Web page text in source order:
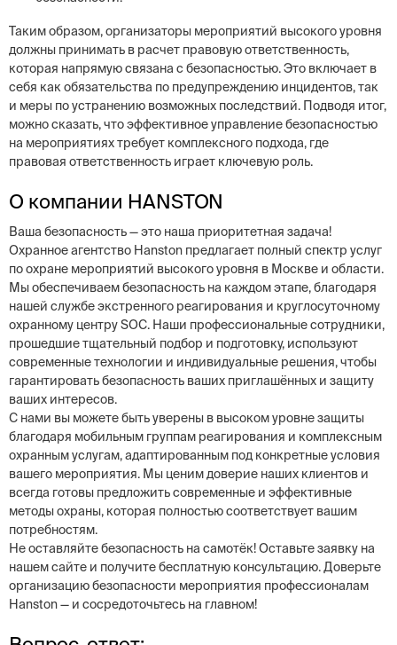
Таким образом, организаторы мероприятий высокого уровня
должны принимать в расчет правовую ответственность,
которая напрямую связана с безопасностью. Это включает в
себя как обязательства по предупреждению инцидентов, так
и меры по устранению возможных последствий. Подводя итог,
можно сказать, что эффективное управление безопасностью
на мероприятиях требует комплексного подхода, где
правовая ответственность играет ключевую роль.
О компании HANSTON
Ваша безопасность — это наша приоритетная задача!
Охранное агентство Hanston предлагает полный спектр услуг
по охране мероприятий высокого уровня в Москве и области.
Мы обеспечиваем безопасность на каждом этапе, благодаря
нашей службе экстренного реагирования и круглосуточному
охранному центру SOC. Наши профессиональные сотрудники,
прошедшие тщательный подбор и подготовку, используют
современные технологии и индивидуальные решения, чтобы
гарантировать безопасность ваших приглашённых и защиту
ваших интересов.
С нами вы можете быть уверены в высоком уровне защиты
благодаря мобильным группам реагирования и комплексным
охранным услугам, адаптированным под конкретные условия
вашего мероприятия. Мы ценим доверие наших клиентов и
всегда готовы предложить современные и эффективные
методы охраны, которая полностью соответствует вашим
потребностям.
Не оставляйте безопасность на самотёк! Оставьте заявку на
нашем сайте и получите бесплатную консультацию. Доверьте
организацию безопасности мероприятия профессионалам
Hanston — и сосредоточьтесь на главном!